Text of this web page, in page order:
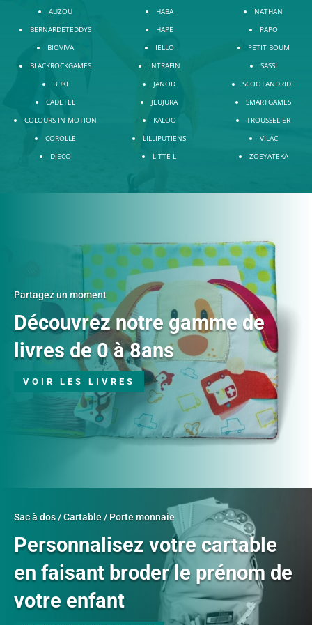
AUZOU
BERNARDETEDDYS
BIOVIVA
BLACKROCKGAMES
BUKI
CADETEL
COLOURS IN MOTION
COROLLE
DJECO
HABA
HAPE
IELLO
INTRAFIN
JANOD
JEUJURA
KALOO
LILLIPUTIENS
LITTE L
NATHAN
PAPO
PETIT BOUM
SASSI
SCOOTANDRIDE
SMARTGAMES
TROUSSELIER
VILAC
ZOEYATEKA
Partagez un moment
Découvrez notre gamme de
livres de 0 à 8ans
VOIR LES LIVRES
Sac à dos / Cartable / Porte monnaie
Personnalisez votre cartable
en faisant broder le prénom de
votre enfant